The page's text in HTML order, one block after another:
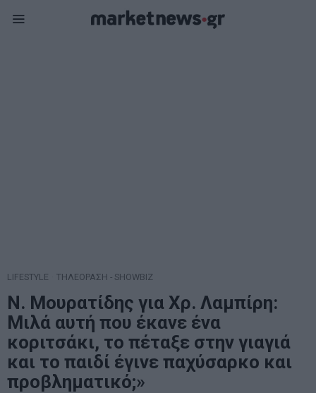
LIFESTYLE ΤΗΛΕΟΡΑΣΗ - SHOWBIZ
Ν. Μουρατίδης για Χρ. Λαμπίρη:
Μιλά αυτή που έκανε ένα
κοριτσάκι, το πέταξε στην γιαγιά
και το παιδί έγινε παχύσαρκο και
προβληματικό;»